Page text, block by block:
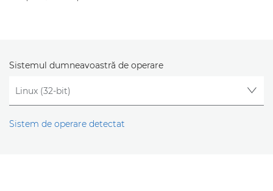
Sistemul dumneavoastră de operare
Sistem de operare detectat